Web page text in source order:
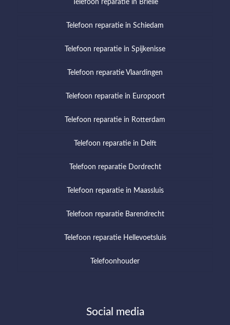
Telefoon reparatie in Brielle
Telefoon reparatie in Schiedam
Telefoon reparatie in Spijkenisse
Telefoon reparatie Vlaardingen
Telefoon reparatie in Europoort
Telefoon reparatie in Rotterdam
Telefoon reparatie in Delft
Telefoon reparatie Dordrecht
Telefoon reparatie in Maassluis
Telefoon reparatie Barendrecht
Telefoon reparatie Hellevoetsluis
Telefoonhouder
Social media